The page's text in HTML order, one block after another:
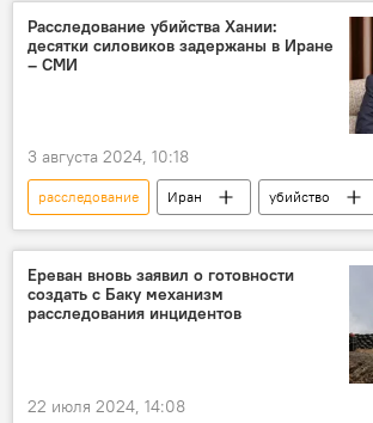
Нагорный Карабах
Расследование убийства Хании:
десятки силовиков задержаны в Иране
– СМИ
3 августа 2024, 10:18
расследование Иран
убийство
В мире
Ереван вновь заявил о готовности
создать с Баку механизм
расследования инцидентов
22 июля 2024, 14:08